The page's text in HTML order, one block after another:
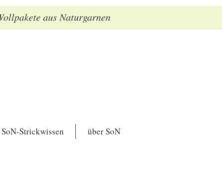
aus Naturgarnen
SoN-Strickwissen über SoN